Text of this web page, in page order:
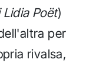
Poët)
per
rivalsa,